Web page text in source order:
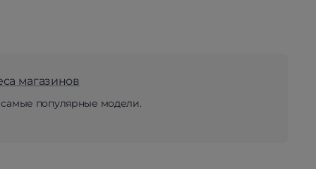
магазинов
популярные модели.